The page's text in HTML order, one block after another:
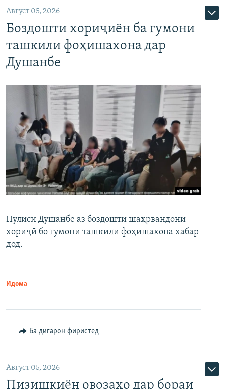
Август 05, 2026
Боздошти хориҷиён ба гумони
ташкили фоҳишахона дар
Душанбе
Пулиси Душанбе аз боздошти шаҳрвандони
хориҷӣ бо гумони ташкили фоҳишахона хабар
дод.
Идома
Ба дигарон фиристед
Август 05, 2026
Пизишкиён овозаҳо дар бораи